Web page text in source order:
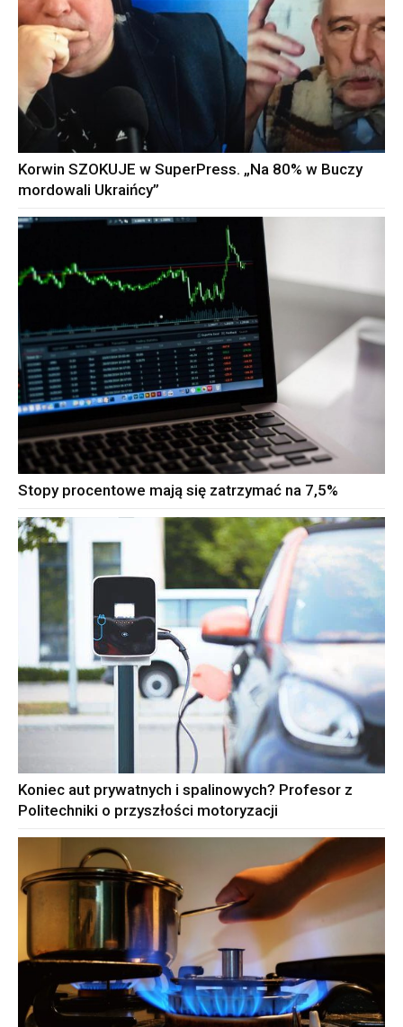
Korwin SZOKUJE w SuperPress. „Na 80% w Buczy
mordowali Ukraińcy”
Stopy procentowe mają się zatrzymać na 7,5%
Koniec aut prywatnych i spalinowych? Profesor z
Politechniki o przyszłości motoryzacji